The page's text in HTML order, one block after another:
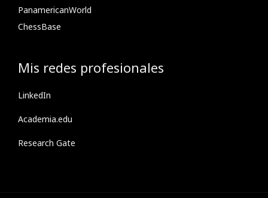
PanamericanWorld
ChessBase
Mis redes profesionales
LinkedIn
Academia.edu
Research Gate